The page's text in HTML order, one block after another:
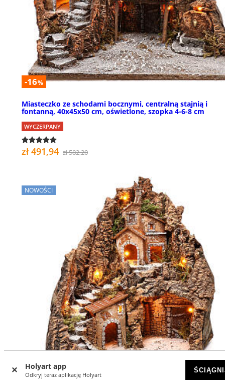
Holyart app
Odkryj teraz aplikację Holyart
-16%
Miasteczko ze schodami bocznymi, centralną stajnią i
fontanną, 40x45x50 cm, oświetlone, szopka 4-6-8 cm
WYCZERPANY
zł 491,94 zł 582,20
NOWOŚCI